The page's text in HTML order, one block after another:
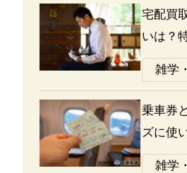
宅配買
いは？
る選び
雑学
乗車券
ズに使
通り方
雑学